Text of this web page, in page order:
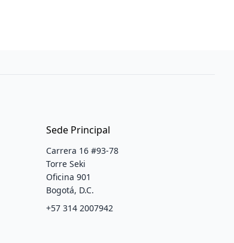
Sede Principal
Carrera 16 #93-78
Torre Seki
Oficina 901
Bogotá, D.C.
+57 314 2007942